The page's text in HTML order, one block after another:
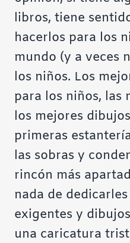
libros, tiene
hacerlos para los
mundo (y a veces
los niños. Los
para los niños, las
los mejores
primeras
las sobras y
rincón más
nada de
exigentes y
una caricatura